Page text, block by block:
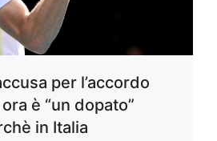
per l’accordo
è “un dopato”
in Italia